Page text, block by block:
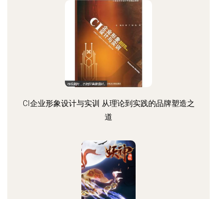
CI企业形象设计与实训 从理论到实践的品牌塑造之
道